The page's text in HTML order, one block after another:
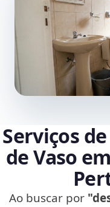
Serviços
de Vaso
Ao buscar por